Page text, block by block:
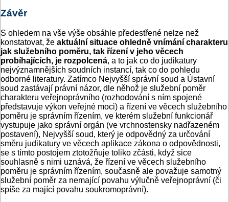
Závěr
S ohledem na vše výše obsáhle předestřené nelze než
konstatovat, že aktuální situace ohledně vnímání charakteru
jak služebního poměru, tak řízení v jeho věcech
probíhajících, je rozpolcená, a to jak co do judikatury
nejvýznamnějších soudních instancí, tak co do pohledu
odborné literatury. Zatímco Nejvyšší správní soud a Ústavní
soud zastávají právní názor, dle něhož je služební poměr
charakteru veřejnoprávního (rozhodování s ním spojené
představuje výkon veřejné moci) a řízení ve věcech služebního
poměru je správním řízením, ve kterém služební funkcionář
vystupuje jako správní orgán (ve vrchnostensky nadřazeném
postavení), Nejvyšší soud, který je odpovědný za určování
směru judikatury ve věcech aplikace zákona o odpovědnosti,
se s tímto postojem ztotožňuje toliko zčásti, když sice
souhlasně s nimi uznává, že řízení ve věcech služebního
poměru je správním řízením, současně ale považuje samotný
služební poměr za nemající povahu výlučně veřejnoprávní (či
spíše za mající povahu soukromoprávní).